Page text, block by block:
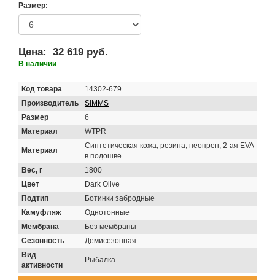
Размер:
Цена: 32 619 руб.
В наличии
Код товара
14302-679
Производитель
SIMMS
Размер
6
Материал
WTPR
Материал
Синтетическая кожа, резина, неопрен, 2-ая EVA
в подошве
Вес, г
1800
Цвет
Dark Olive
Подтип
Ботинки забродные
Камуфляж
Однотонные
Мембрана
Без мембраны
Сезонность
Демисезонная
Вид
активности
Рыбалка